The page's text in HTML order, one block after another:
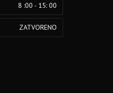
8 :00 - 15: 00
ZATVORENO